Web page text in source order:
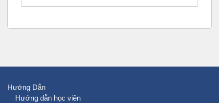
Hướng Dẫn
Hướng dẫn học viên